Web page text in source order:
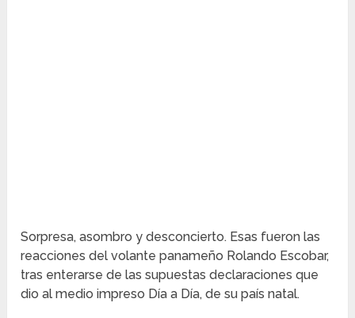
Sorpresa, asombro y desconcierto. Esas fueron las
reacciones del volante panameño Rolando Escobar,
tras enterarse de las supuestas declaraciones que
dio al medio impreso Día a Día, de su país natal.